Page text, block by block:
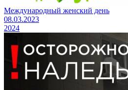
Международный женский день
08.03.2023
2024